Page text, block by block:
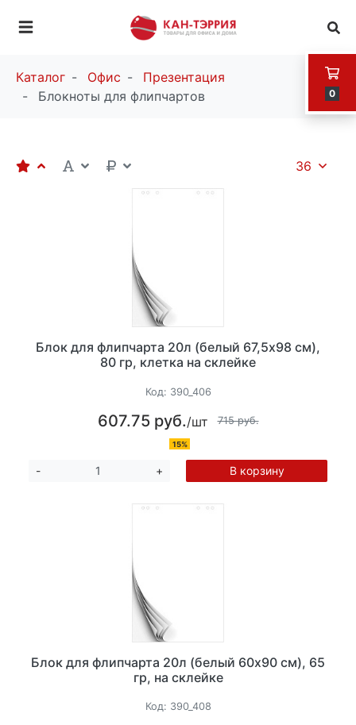
0
Каталог Офис
Презентация
Блокноты для флипчартов
36
Блок для флипчарта 20л (белый 67,5х98 см),
80 гр, клетка на склейке
Код: 390_406
607.75 руб./шт 715 руб.
15%
- + В корзину
Блок для флипчарта 20л (белый 60х90 см), 65
гр, на склейке
Код: 390_408